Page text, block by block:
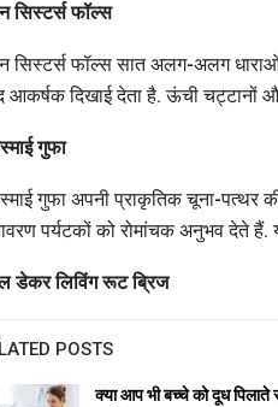
सिस्टर्स फॉल्स
सिस्टर्स फॉल्स सात अलग-अलग
आकर्षक दिखाई देता है. ऊंची चट्टानों
गुफा
गुफा अपनी प्राकृतिक चूना-
पर्यटकों को रोमांचक अनुभव देते
डेकर लिविंग रूट ब्रिज
POSTS
क्या आप भी बच्चे को दूध पिलाते